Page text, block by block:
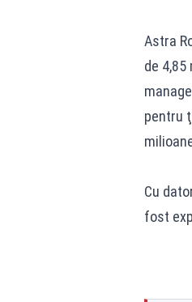
Astra
de
pentru
Cu
fost